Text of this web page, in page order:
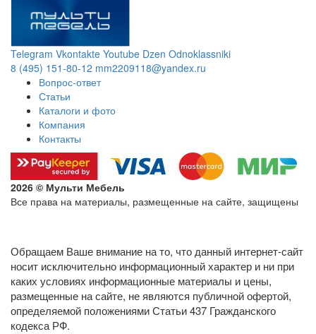
Telegram Vkontakte Youtube Dzen Odnoklassniki
8 (495) 151-80-12 mm2209118@yandex.ru
Вопрос-ответ
Статьи
Каталоги и фото
Компания
Контакты
2026 © Мульти Мебель
Все права на материалы, размещенные на сайте, защищены
Обращаем Ваше внимание на то, что данный интернет-сайт
носит исключительно информационный характер и ни при
каких условиях информационные материалы и цены,
размещенные на сайте, не являются публичной офертой,
определяемой положениями Статьи 437 Гражданского
кодекса РФ.